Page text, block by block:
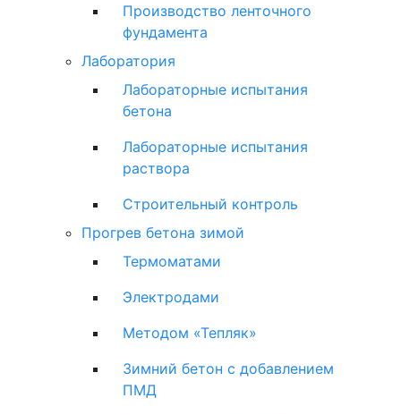
Производство ленточного
фундамента
Лаборатория
Лабораторные испытания
бетона
Лабораторные испытания
раствора
Строительный контроль
Прогрев бетона зимой
Термоматами
Электродами
Методом «Тепляк»
Зимний бетон с добавлением
ПМД